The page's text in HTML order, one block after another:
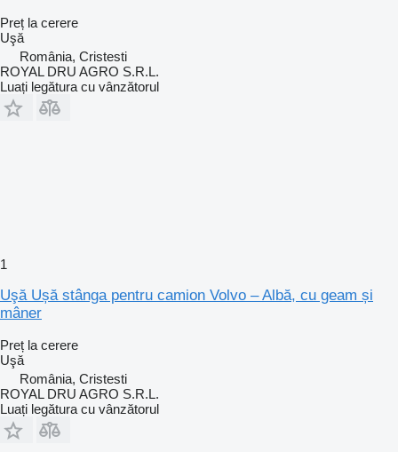
Preț la cerere
Uşă
România, Cristesti
ROYAL DRU AGRO S.R.L.
Luați legătura cu vânzătorul
1
Uşă Ușă stânga pentru camion Volvo – Albă, cu geam și
mâner
Preț la cerere
Uşă
România, Cristesti
ROYAL DRU AGRO S.R.L.
Luați legătura cu vânzătorul